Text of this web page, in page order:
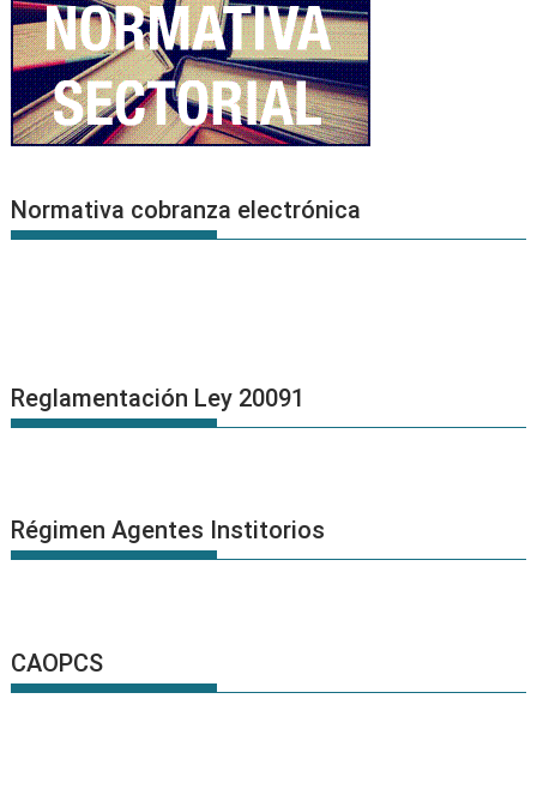
Normativa cobranza electrónica
Reglamentación Ley 20091
Régimen Agentes Institorios
CAOPCS